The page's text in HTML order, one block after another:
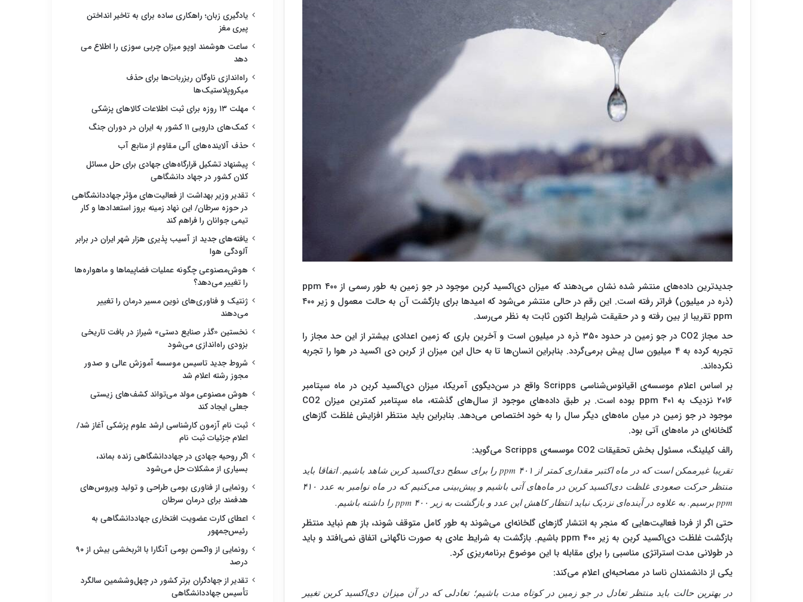
جدیدترین داده‌های منتشر شده نشان می‌دهند که میزان دی‌اکسید کربن موجود در جو زمین به طور رسمی از ۴۰۰ ppm
(ذره در میلیون) فراتر رفته است. این رقم در حالی منتشر می‌شود که امیدها برای بازگشت آن به حالت معمول و زیر ۴۰۰
ppm تقریبا از بین رفته و در حقیقت شرایط اکنون ثابت به نظر می‌رسد.
حد مجاز CO2 در جو زمین در حدود ۳۵۰ ذره در میلیون است و آخرین باری که زمین اعدادی بیشتر از این حد مجاز را
تجربه کرده به ۴ میلیون سال پیش برمی‌گردد. بنابراین انسان‌ها تا به حال این میزان از کربن دی اکسید در هوا را تجربه
نکرده‌اند.
بر اساس اعلام موسسه‌ی اقیانوس‌شناسی Scripps واقع در سن‌دیگوی آمریکا، میزان دی‌اکسید کربن در ماه سپتامبر
۲۰۱۶ نزدیک به ۴۰۱ ppm بوده است. بر طبق داده‌های موجود از سال‌های گذشته، ماه سپتامبر کمترین میزان CO2
موجود در جو زمین در میان ماه‌های دیگر سال را به خود اختصاص می‌دهد. بنابراین باید منتظر افزایش غلظت گازهای
گلخانه‌ای در ماه‌های آتی بود.
رالف کیلینگ، مسئول بخش تحقیقات CO2 موسسه‌ی Scripps می‌گوید:
تقریبا غیرممکن است که در ماه اکتبر مقداری کمتر از ۴۰۱ ppm را برای سطح دی‌اکسید کربن شاهد باشیم. اتفاقا باید
منتظر حرکت صعودی غلظت دی‌اکسید کربن در ماه‌های آتی باشیم و پیش‌بینی می‌کنیم که در ماه نوامبر به عدد ۴۱۰
ppm برسیم. به علاوه در آینده‌ای نزدیک نباید انتظار کاهش این عدد و بازگشت به زیر ۴۰۰ ppm را داشته باشیم.
حتی اگر از فردا فعالیت‌هایی که منجر به انتشار گازهای گلخانه‌ای می‌شوند به طور کامل متوقف شوند، باز هم نباید منتظر
بازگشت غلظت دی‌اکسید کربن به زیر ۴۰۰ ppm باشیم. بازگشت به شرایط عادی به صورت ناگهانی اتفاق نمی‌افتد و باید
در طولانی مدت استراتژی مناسبی را برای مقابله با این موضوع برنامه‌ریزی کرد.
یکی از دانشمندان ناسا در مصاحبه‌ای اعلام می‌کند:
در بهترین حالت باید منتظر تعادل در جو زمین در کوتاه مدت باشیم؛ تعادلی که در آن میزان دی‌اکسید کربن تغییر
یادگیری زبان؛ راهکاری ساده برای به تاخیر انداختن
پیری مغز
ساعت هوشمند اوپو میزان چربی سوزی را اطلاع می
دهد
راه‌اندازی ناوگان ریزربات‌ها برای حذف
میکروپلاستیک‌ها
مهلت ۱۳ روزه برای ثبت اطلاعات کالاهای پزشکی
کمک‌های دارویی ۱۱ کشور به ایران در دوران جنگ
حذف آلاینده‌های آلی مقاوم از منابع آب
پیشنهاد تشکیل قرارگاه‌های جهادی برای حل مسائل
کلان کشور در جهاد دانشگاهی
تقدیر وزیر بهداشت از فعالیت‌های مؤثر جهاددانشگاهی
در حوزه سرطان/ این نهاد زمینه بروز استعدادها و کار
تیمی جوانان را فراهم کند
یافته‌های جدید از آسیب پذیری هزار شهر ایران در برابر
آلودگی هوا
هوش‌مصنوعی چگونه عملیات فضاپیماها و ماهواره‌ها
را تغییر می‌دهد؟
ژنتیک و فناوری‌های نوین مسیر درمان را تغییر
می‌دهند
نخستین «گذر صنایع دستی» شیراز در بافت تاریخی
بزودی راه‌اندازی می‌شود
شروط جدید تاسیس موسسه آموزش عالی و صدور
مجوز رشته اعلام شد
هوش مصنوعی مولد می‌تواند کشف‌های زیستی
جعلی ایجاد کند
ثبت نام آزمون کارشناسی ارشد علوم پزشکی آغاز شد/
اعلام جزئیات ثبت نام
اگر روحیه جهادی در جهاددانشگاهی زنده بماند،
بسیاری از مشکلات حل می‌شود
رونمایی از فناوری بومی طراحی و تولید ویروس‌های
هدفمند برای درمان سرطان
اعطای کارت عضویت افتخاری جهاددانشگاهی به
رئیس‌جمهور
رونمایی از واکسن بومی آنگارا با اثربخشی بیش از ۹۰
درصد
تقدیر از جهادگران برتر کشور در چهل‌وششمین سالگرد
تأسیس جهاددانشگاهی